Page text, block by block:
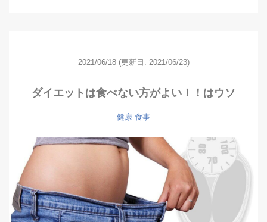
2021/06/18 (更新日: 2021/06/23)
ダイエットは食べない方がよい！！はウソ
健康 食事